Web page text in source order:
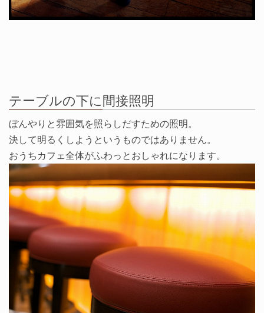
テーブルの下に間接照明
ぼんやりと雰囲気を照らしだすための照明。
決して明るくしようというものではありません。
おうちカフェ全体がふわっとおしゃれになります。